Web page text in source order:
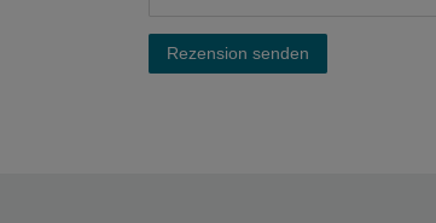
Rezension senden